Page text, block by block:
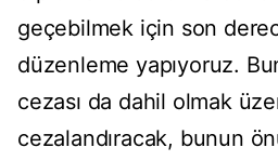
geçebilmek için son
düzenleme yapıyoruz.
cezası da dahil olmak
cezalandıracak, bunun